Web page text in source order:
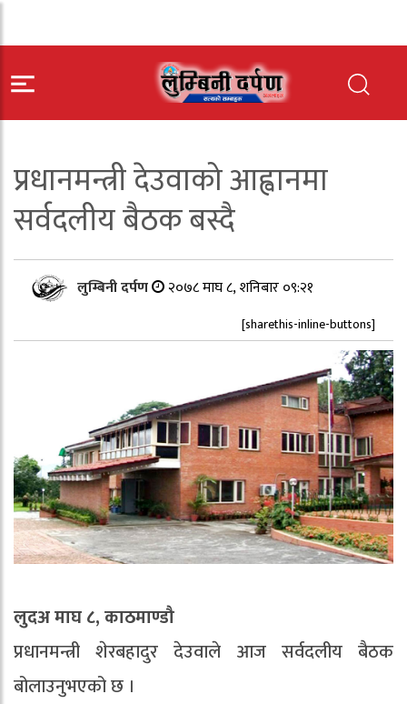
प्रधानमन्त्री देउवाको आह्वानमा
सर्वदलीय बैठक बस्दै
लुम्बिनी दर्पण २०७८ माघ ८, शनिबार ०९:२१
[sharethis-inline-buttons]
लुदअ माघ ८, काठमाण्डौ
प्रधानमन्त्री शेरबहादुर देउवाले आज सर्वदलीय बैठक
बोलाउनुभएको छ ।